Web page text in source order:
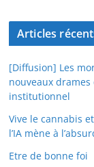
Articles
[Diffusion] Les
nouveaux
institutionnel
Vive le cannabis
l’IA mène à
Etre de bonne foi